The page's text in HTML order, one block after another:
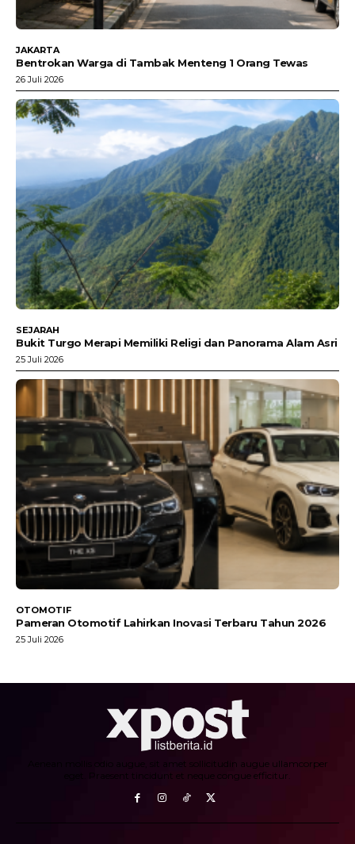
JAKARTA
Bentrokan Warga di Tambak Menteng 1 Orang Tewas
26 Juli 2026
SEJARAH
Bukit Turgo Merapi Memiliki Religi dan Panorama Alam Asri
25 Juli 2026
OTOMOTIF
Pameran Otomotif Lahirkan Inovasi Terbaru Tahun 2026
25 Juli 2026
Aenean mollis odio augue, sit amet sollicitudin augue ullamcorper
eget. Praesent tincidunt et neque congue efficitur.